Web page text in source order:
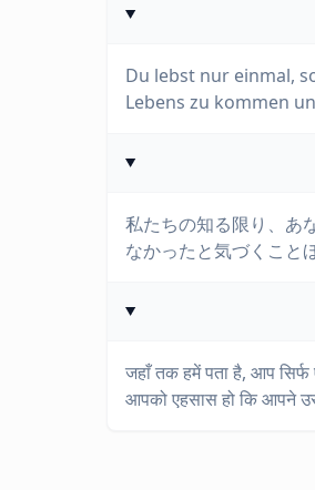
Du lebst nur einmal,
Lebens zu kommen
私たちの知る限り、あ
なかったと気づくこと
जहाँ तक हमें पता है, आप
आपको एहसास हो कि आपने उसे